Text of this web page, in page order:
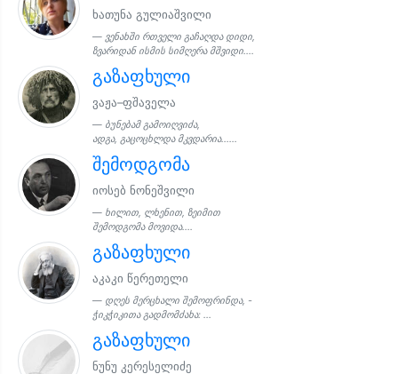
ხათუნა გულიაშვილი
ვენახში რთველი გაჩაღდა დიდი,
ზვარიდან ისმის სიმღერა მშვიდი....
გაზაფხული
ვაჟა–ფშაველა
ბუნებამ გამოიღვიძა,
ადგა, გაცოცხლდა მკვდარია......
შემოდგომა
იოსებ ნონეშვილი
ხილით, ლხენით, ზეიმით
შემოდგომა მოვიდა....
გაზაფხული
აკაკი წერეთელი
დღეს მერცხალი შემოფრინდა, -
ჭიკჭიკითა გადმომძახა: ...
გაზაფხული
ნუნუ კერესელიძე